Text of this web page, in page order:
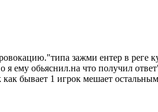
зажми ентер в реге
ему обьяснил.на что получил
бывает 1 игрок мешает